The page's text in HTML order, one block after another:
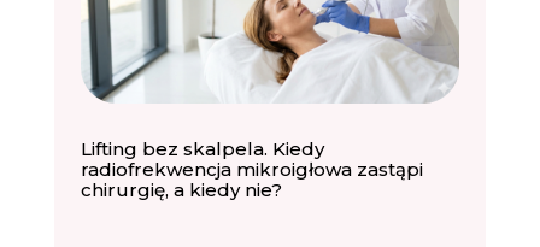
Lifting bez skalpela. Kiedy
radiofrekwencja mikroigłowa zastąpi
chirurgię, a kiedy nie?